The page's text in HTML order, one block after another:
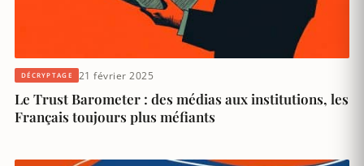
DÉCRYPTAGE 21 février 2025
Le Trust Barometer : des médias aux institutions, les
Français toujours plus méfiants